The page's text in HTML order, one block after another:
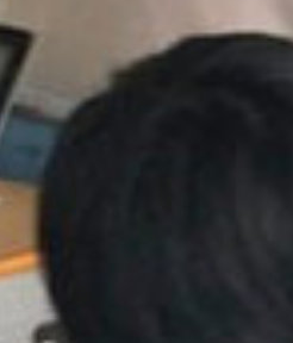
on line